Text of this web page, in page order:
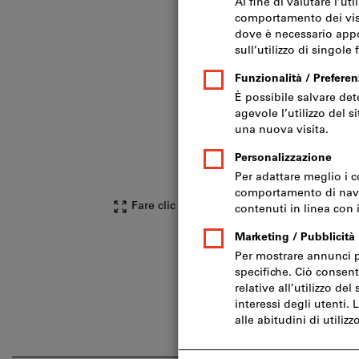
Fare clic per ingrandire l‘immagine